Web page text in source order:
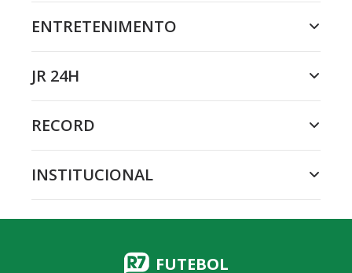
ENTRETENIMENTO
JR 24H
RECORD
INSTITUCIONAL
FUTEBOL